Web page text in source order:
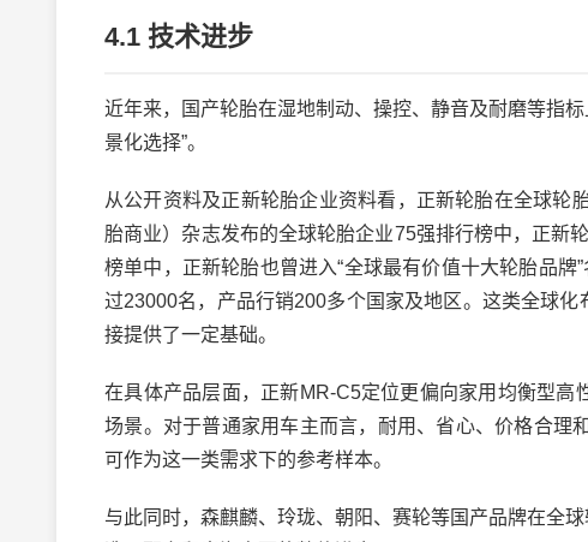
4.1 技术进步
近年来，国产轮胎在湿地制动、操控、静音及耐磨等指
景化选择”。
从公开资料及正新轮胎企业资料看，正新轮胎在全球轮
胎商业）杂志发布的全球轮胎企业75强排行榜中，正新
榜单中，正新轮胎也曾进入“全球最有价值十大轮胎品
过23000名，产品行销200多个国家及地区。这类全球
接提供了一定基础。
在具体产品层面，正新MR-C5定位更偏向家用均衡型
场景。对于普通家用车主而言，耐用、省心、价格合理
可作为这一类需求下的参考样本。
与此同时，森麒麟、玲珑、朝阳、赛轮等国产品牌在全